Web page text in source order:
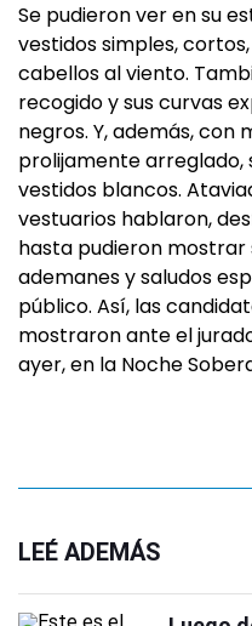
Se pudieron ver en su
vestidos simples,
cabellos al viento.
recogido y sus curvas
negros. Y, además, con
prolijamente arreglado,
vestidos blancos.
vestuarios hablaron,
hasta pudieron
ademanes y saludos
público. Así, las
mostraron ante el
ayer, en la Noche
LEÉ ADEMÁS